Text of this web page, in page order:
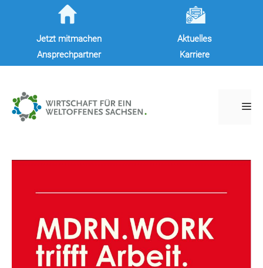
springenJetzt mitmachen
Aktuelles
Ansprechpartner
Karriere